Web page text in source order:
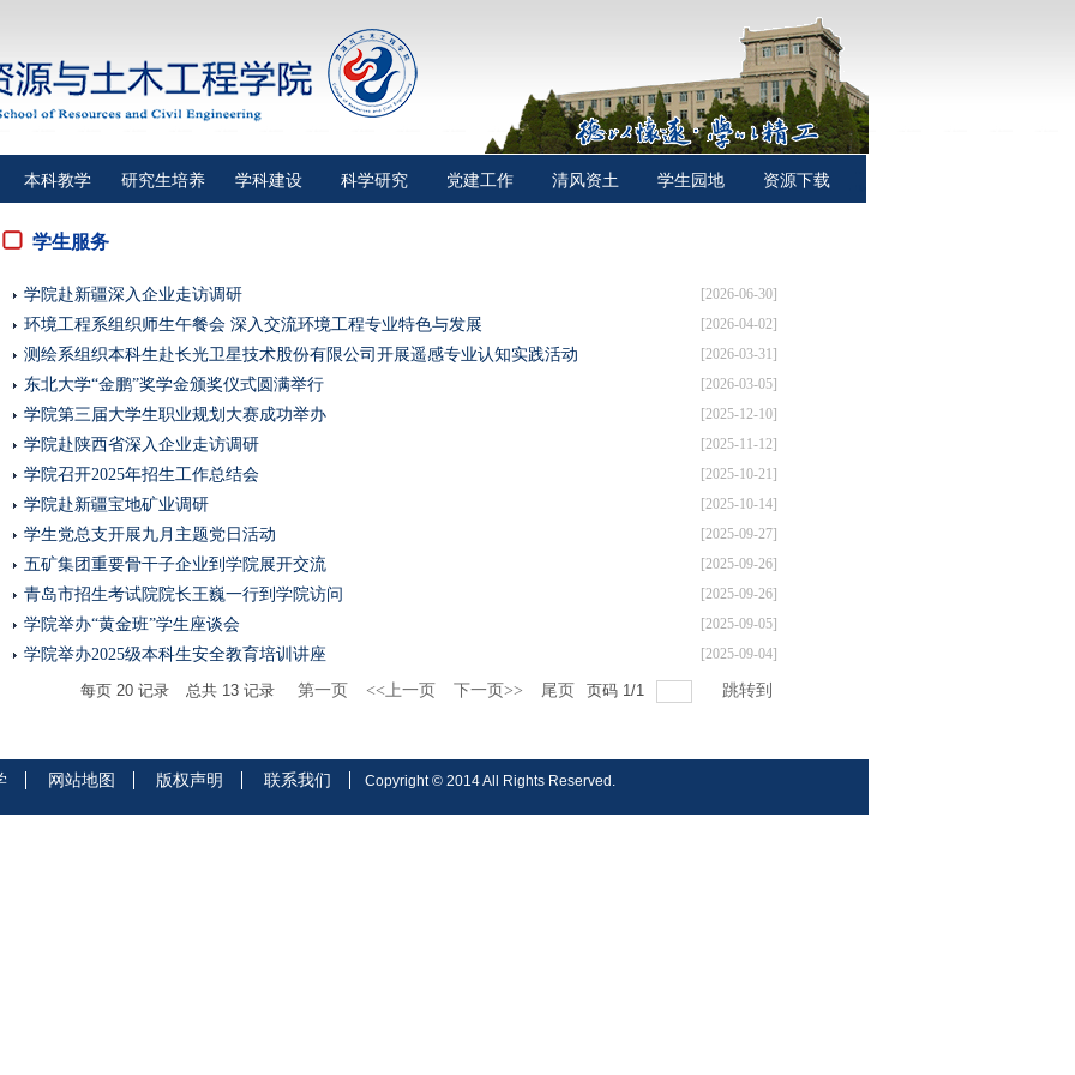
本科教学 研究生培养 学科建设 科学研究 党建工作 清风资土 学生园地 资源下载
学生服务
学院赴新疆深入企业走访调研 [2026-06-30]
环境工程系组织师生午餐会 深入交流环境工程专业特色与发展 [2026-04-02]
测绘系组织本科生赴长光卫星技术股份有限公司开展遥感专业认知实践活动 [2026-03-31]
东北大学“金鹏”奖学金颁奖仪式圆满举行 [2026-03-05]
学院第三届大学生职业规划大赛成功举办 [2025-12-10]
学院赴陕西省深入企业走访调研 [2025-11-12]
学院召开2025年招生工作总结会 [2025-10-21]
学院赴新疆宝地矿业调研 [2025-10-14]
学生党总支开展九月主题党日活动 [2025-09-27]
五矿集团重要骨干子企业到学院展开交流 [2025-09-26]
青岛市招生考试院院长王巍一行到学院访问 [2025-09-26]
学院举办“黄金班”学生座谈会 [2025-09-05]
学院举办2025级本科生安全教育培训讲座 [2025-09-04]
每页 20 记录 总共 13 记录 第一页 <<上一页 下一页>> 尾页 页码 1/1 跳转到
网站地图 版权声明 联系我们 Copyright © 2014 All Rights Reserved.